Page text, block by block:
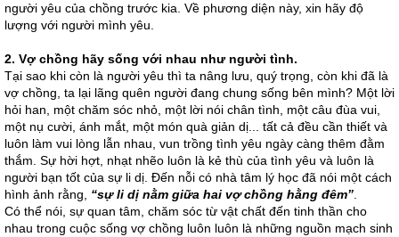
người yêu của chồng trước kia. Về phương diện này, xin hãy độ
lượng với người mình yêu.
2. Vợ chồng hãy sống với nhau như người tình.
Tại sao khi còn là người yêu thì ta nâng lưu, quý trọng, còn khi đã là
vợ chồng, ta lại lãng quên người đang chung sống bên mình? Một lời
hỏi han, một chăm sóc nhỏ, một lời nói chân tình, một câu đùa vui,
một nụ cười, ánh mắt, một món quà giản dị... tất cả đều cần thiết và
luôn làm vui lòng lẫn nhau, vun trồng tình yêu ngày càng thêm đằm
thắm. Sự hời hợt, nhạt nhẽo luôn là kẻ thù của tình yêu và luôn là
người bạn tốt của sự li dị. Đến nỗi có nhà tâm lý học đã nói một cách
hình ảnh rằng, “sự li dị nằm giữa hai vợ chồng hằng đêm”
Có thể nói, sự quan tâm, chăm sóc từ vật chất đến tinh thần cho
nhau trong cuộc sống vợ chồng luôn luôn là những nguồn mạch sinh